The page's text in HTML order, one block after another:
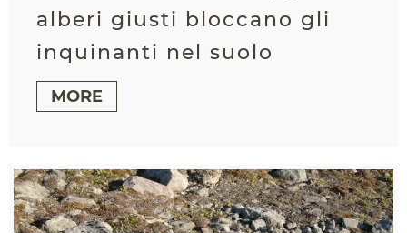
alberi giusti bloccano gli
inquinanti nel suolo
MORE